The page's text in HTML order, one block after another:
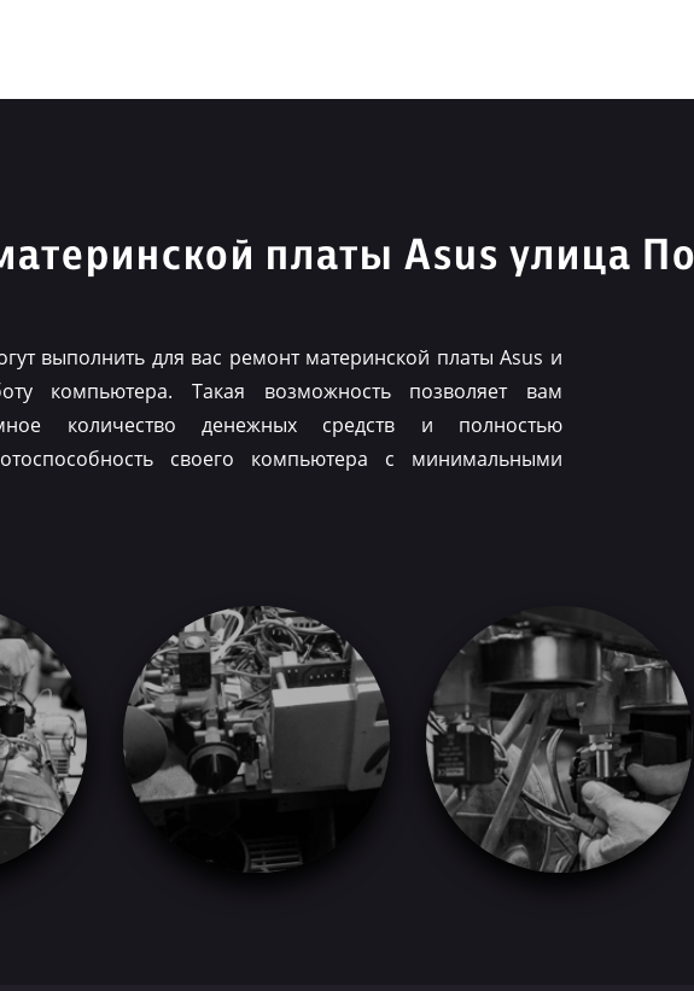
платы Asus улица
выполнить для вас ремонт материнской платы Asus и
компьютера. Такая возможность позволяет вам
количество денежных средств и полностью
своего компьютера с минимальными